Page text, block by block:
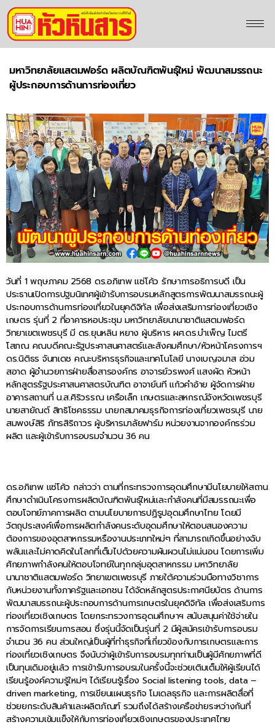
มหาวิทยาลัยแสตมฟอร์ด ผลิตบัณฑิตพันธุ์ใหม่ พัฒนาสมรรถนะ
ผู้ประกอบการด้านการท่องเที่ยว
วันที่ 1 พฤษภาคม 2568 ดร.อภิเทพ แซ่โค้ว รักษาการอธิการบดี เป็น
ประธานเปิดการปฐมนิเทศผู้เข้ารับการอบรมหลักสูตรการพัฒนาสมรรถนะผู้
ประกอบการด้านการท่องเที่ยวในยุคดิจิทัล เพื่อส่งเสริมการท่องเที่ยวเชิง
เกษตร รุ่นที่ 2 ที่อาคารหอประชุม มหาวิทยาลัยนานาชาติแสตมฟอร์ด
วิทยาเขตเพชรบุรี มี ดร.ยุนหลิน หยาง ผู้บริหาร ผศ.ดร.บำเพ็ญ ไมตรี
โสภณ คณบดีคณะรัฐประศาสนศาสตร์และสังคมศึกษา/หัวหน้าโครงการฯ
ดร.นิติธร จันทเดช คณะบริหารธุรกิจและเทคโนโลยี นางเบญจมาส อ่วม
สอาด ผู้อำนวยการฝ่ายสื่อสารองค์กร อาจารย์วรพงศ์ แสงผัด หัวหน้า
หลักสูตรรัฐประศาสนศาสตรบัณฑิต อาจาย์นที แก้วคำอ้าย ผู้จัดการฝ่าย
อาคารสถานที่ น.ส.ศิริวรรณ เครือเล็ก เกษตรและสหกรณ์จังหวัดเพชรบุรี
นายสายัณต์ สิทธิโชคธรรม นายกสมาคมธุรกิจการท่องเที่ยวเพชรบุรี นาย
สมพงษ์สิริ ภัทรสิริถาวร ผู้บริหารมาลัยฟาร์ม หน่วยงานจากองค์กรร่วม
ผลิต และผู้เข้ารับการอบรมจำนวน 36 คน
ดร.อภิเทพ แซ่โค้ว กล่าวว่า ตามที่กระทรวงการอุดมศึกษามีนโยบายให้สถาน
ศึกษาดำเนินโครงการผลิตบัณฑิตพันธุ์ใหม่และกำลังคนที่มีสมรรถนะเพื่อ
ตอบโจทย์ภาคการผลิต ตามนโยบายการปฏิรูปอุดมศึกษาไทย โดยมี
วัตถุประสงค์เพื่อการผลิตกำลังคนระดับอุดมศึกษาให้ตอบสนองความ
ต้องการของอุตสาหกรรมหรืองานประเภทใหม่ๆ ที่สามารถเกิดขึ้นอย่างฉับ
พลันและไม่คาดคิดในโลกที่เต็มไปด้วยความผันผวนไม่แน่นอน โดยการเพิ่ม
ศักยภาพกำลังคนให้ตอบโจทย์ในทุกกลุ่มอุตสาหกรรม มหาวิทยาลัย
นานาชาติแสตมฟอร์ด วิทยาเขตเพชรบุรี ภายใต้ความร่วมมือทางวิชาการ
กับหน่วยงานทั้งภาครัฐและเอกชน ได้จัดหลักสูตรประกาศนียบัตร ด้านการ
พัฒนาสมรรถนะผู้ประกอบการด้านการเกษตรในยุคดิจิทัล เพื่อส่งเสริมการ
ท่องเที่ยวเชิงเกษตร โดยกระทรวงการอุดมศึกษาฯ สนับสนุนค่าใช้จ่ายใน
การจัดการเรียนการสอน ซึ่งรุ่นนี้จัดเป็นรุ่นที่ 2 มีผู้สมัครเข้ารับการอบรม
จำนวน 36 คน ส่วนใหญ่เป็นผู้ที่ทำธุรกิจที่เกี่ยวข้องกับการเกษตรและการ
ท่องเที่ยวเชิงเกษตร จึงนับว่าผู้เข้ารับการอบรมทุกท่านเป็นผู้มีศักยภาพที่ดี
เป็นทุนเดิมอยู่แล้ว การเข้ารับการอบรมในครั้งนี้จะช่วยเติมเต็มให้ผู้เรียนได้
เรียนรู้องค์ความรู้ใหม่ๆ ได้เรียนรู้เรื่อง Social listening tools, data –
driven marketing, การเขียนแผนธุรกิจ โมเดลธุรกิจ และการผลิตสื่อที่
ช่วยยกระดับสินค้าและผลิตภัณฑ์ รวมถึงได้สร้างเครือข่ายระหว่างกันที่
สร้างความเข้มแข็งให้กับการท่องเที่ยวเชิงเกษตรของประเทศไทย